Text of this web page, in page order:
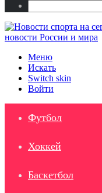
Меню
Искать
Switch skin
Войти
Футбол
Хоккей
Баскетбол